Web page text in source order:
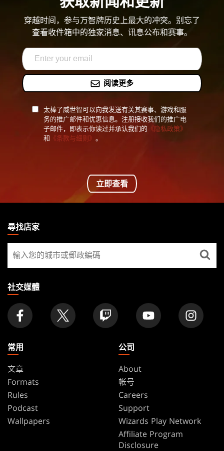
穿越时间，参与万智牌历史上最大的冲突。别忘了
查看收件箱中的独家消息、讯息公布和赛事。
阅读更多
太棒了威世智可以向我发送有关其赛事、游戏和服
务的推广邮件和优惠信息。注册接收我们的推广电
子邮件，即表示你读过并承认我们的 《隐私政策》
和 《条款与细则》 。
立即查看
THE
GATHERING
FOOTER
尋找店家
尋
找
家
社交媒體
常用
文章
Formats
Rules
Podcast
Wallpapers
公司
About
帐号
Careers
Support
Wizards Play Network
Affiliate Program
Disclosure